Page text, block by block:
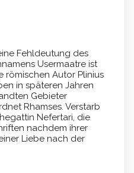
Fehldeutung des
Usermaatre ist
Autor Plinius
in späteren Jahren
Gebieter
Rhamses. Verstarb
Nefertari, die
nachdem ihrer
Liebe nach der